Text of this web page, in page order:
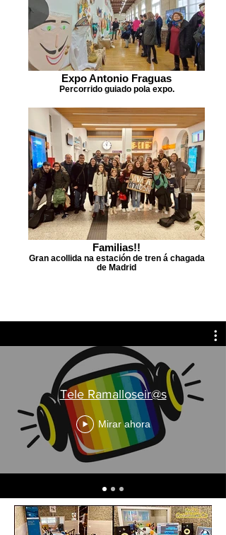
Expo Antonio Fraguas
Percorrido guiado pola expo.
Familias!!
Gran acollida na estación de tren á chagada
de Madrid
Tele Ramalloseir@s
Mirar ahora